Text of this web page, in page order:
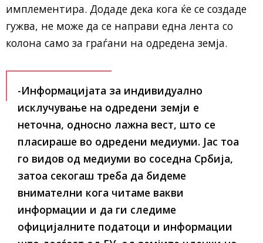
имплементира. Додаде дека кога ќе се создаде
гужва, не може да се направи една лента со
колона само за граѓани на одредена земја.
-Информацијата за индивидуално
исклучување на одредени земји е
неточна, односно лажна вест, што се
пласираше во одредени медиуми. Јас тоа
го видов од медиуми во соседна Србија,
затоа секогаш треба да бидеме
внимателни кога читаме вакви
информации и да ги следиме
официјалните податоци и информации